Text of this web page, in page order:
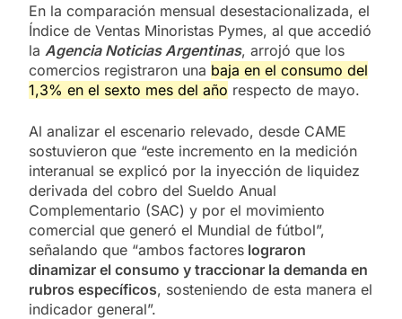
En la comparación mensual desestacionalizada, el
Índice de Ventas Minoristas Pymes, al que accedió
la Agencia Noticias Argentinas, arrojó que los
comercios registraron una baja en el consumo del
1,3% en el sexto mes del año respecto de mayo.
Al analizar el escenario relevado, desde CAME
sostuvieron que “este incremento en la medición
interanual se explicó por la inyección de liquidez
derivada del cobro del Sueldo Anual
Complementario (SAC) y por el movimiento
comercial que generó el Mundial de fútbol”,
señalando que “ambos factores lograron
dinamizar el consumo y traccionar la demanda en
rubros específicos, sosteniendo de esta manera el
indicador general”.